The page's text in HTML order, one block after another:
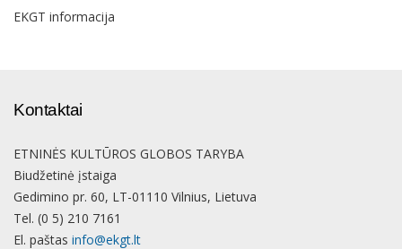
EKGT informacija
Kontaktai
ETNINĖS KULTŪROS GLOBOS TARYBA
Biudžetinė įstaiga
Gedimino pr. 60, LT-01110 Vilnius, Lietuva
Tel. (0 5) 210 7161
El. paštas info@ekgt.lt